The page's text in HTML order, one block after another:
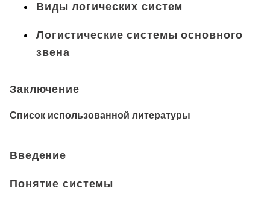
Виды логических систем
Логистические системы основного
звена
Заключение
Список использованной литературы
Введение
Понятие системы